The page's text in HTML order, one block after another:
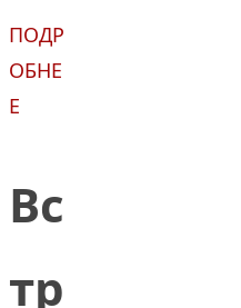
ПОДР
ОБНЕ
Е
Вс
тр